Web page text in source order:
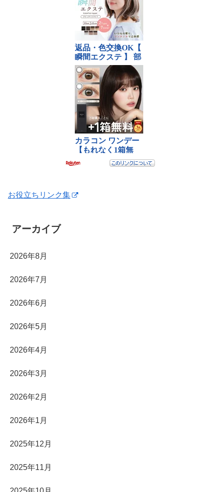
お役立ちリンク集
アーカイブ
2026年8月
2026年7月
2026年6月
2026年5月
2026年4月
2026年3月
2026年2月
2026年1月
2025年12月
2025年11月